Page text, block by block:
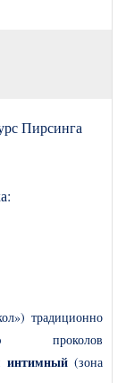
Пирсинга
традиционно
проколов
интимный(зона